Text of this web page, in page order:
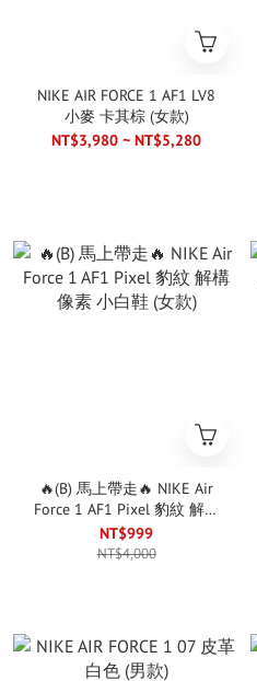
NIKE AIR FORCE 1 AF1 LV8
小麥 卡其棕 (女款)
NT$3,980 ~ NT$5,280
🔥(B) 馬上帶走🔥 NIKE Air
Force 1 AF1 Pixel 豹紋 解構
像素 小白鞋 (女款)
NT$999
NT$4,000